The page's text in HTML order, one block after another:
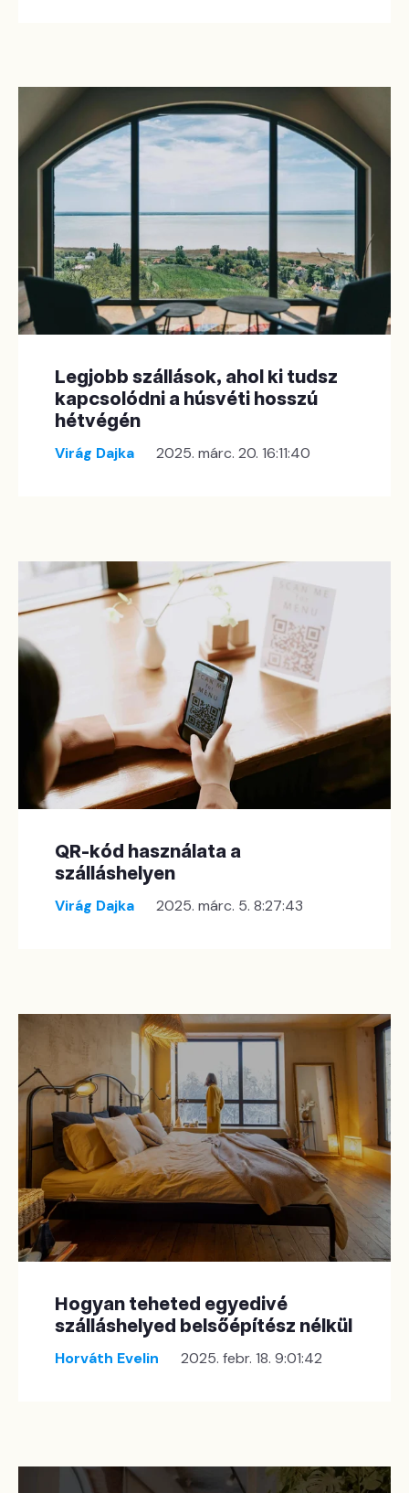
Legjobb szállások, ahol ki tudsz
kapcsolódni a húsvéti hosszú
hétvégén
Virág Dajka 2025. márc. 20. 16:11:40
QR-kód használata a
szálláshelyen
Virág Dajka 2025. márc. 5. 8:27:43
Hogyan teheted egyedivé
szálláshelyed belsőépítész nélkül
Horváth Evelin 2025. febr. 18. 9:01:42